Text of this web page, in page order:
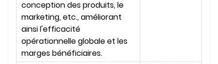
conception des produits, le
marketing, etc., améliorant
ainsi l'efficacité
opérationnelle globale et les
marges bénéficiaires.